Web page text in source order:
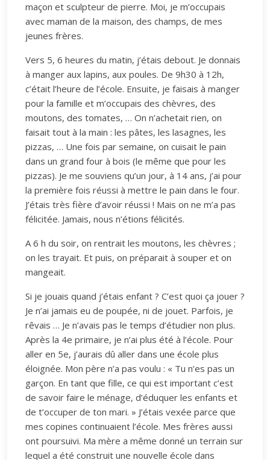
maçon et sculpteur de pierre. Moi, je m’occupais
avec maman de la maison, des champs, de mes
jeunes frères.
Vers 5, 6 heures du matin, j’étais debout. Je donnais
à manger aux lapins, aux poules. De 9h30 à 12h,
c’était l’heure de l’école. Ensuite, je faisais à manger
pour la famille et m’occupais des chèvres, des
moutons, des tomates, … On n’achetait rien, on
faisait tout à la main : les pâtes, les lasagnes, les
pizzas, … Une fois par semaine, on cuisait le pain
dans un grand four à bois (le même que pour les
pizzas). Je me souviens qu’un jour, à 14 ans, j’ai pour
la première fois réussi à mettre le pain dans le four.
J’étais très fière d’avoir réussi ! Mais on ne m’a pas
félicitée. Jamais, nous n’étions félicités.
A 6 h du soir, on rentrait les moutons, les chèvres ;
on les trayait. Et puis, on préparait à souper et on
mangeait.
Si je jouais quand j’étais enfant ? C’est quoi ça jouer ?
Je n’ai jamais eu de poupée, ni de jouet. Parfois, je
rêvais … Je n’avais pas le temps d’étudier non plus.
Après la 4e primaire, je n’ai plus été à l’école. Pour
aller en 5e, j’aurais dû aller dans une école plus
éloignée. Mon père n’a pas voulu : « Tu n’es pas un
garçon. En tant que fille, ce qui est important c’est
de savoir faire le ménage, d’éduquer les enfants et
de t’occuper de ton mari. » J’étais vexée parce que
mes copines continuaient l’école. Mes frères aussi
ont poursuivi. Ma mère a même donné un terrain sur
lequel a été construit une nouvelle école dans